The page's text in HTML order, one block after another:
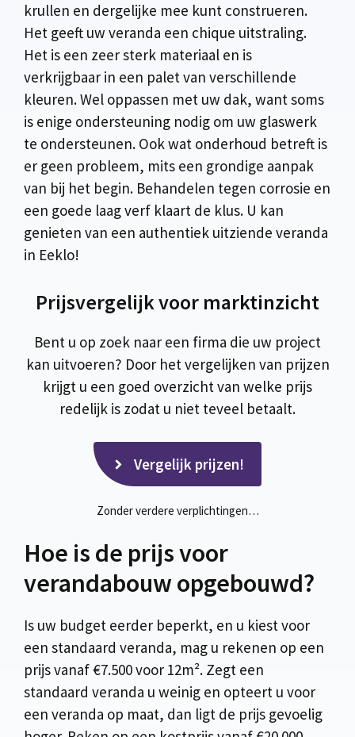
krullen en dergelijke mee kunt construeren.
Het geeft uw veranda een chique uitstraling.
Het is een zeer sterk materiaal en is
verkrijgbaar in een palet van verschillende
kleuren. Wel oppassen met uw dak, want soms
is enige ondersteuning nodig om uw glaswerk
te ondersteunen. Ook wat onderhoud betreft is
er geen probleem, mits een grondige aanpak
van bij het begin. Behandelen tegen corrosie en
een goede laag verf klaart de klus. U kan
genieten van een authentiek uitziende veranda
in Eeklo!
Prijsvergelijk voor marktinzicht
Bent u op zoek naar een firma die uw project
kan uitvoeren? Door het vergelijken van prijzen
krijgt u een goed overzicht van welke prijs
redelijk is zodat u niet teveel betaalt.
Vergelijk prijzen!
Zonder verdere verplichtingen…
Hoe is de prijs voor
verandabouw opgebouwd?
Is uw budget eerder beperkt, en u kiest voor
een standaard veranda, mag u rekenen op een
prijs vanaf €7.500 voor 12m². Zegt een
standaard veranda u weinig en opteert u voor
een veranda op maat, dan ligt de prijs gevoelig